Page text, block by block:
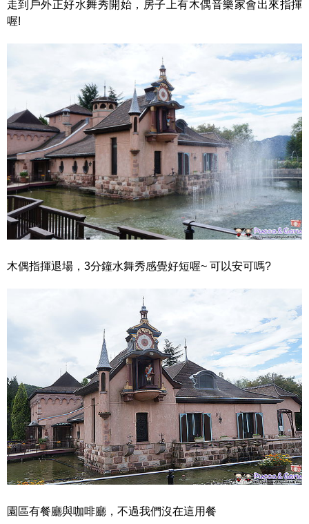
走到戶外正好水舞秀開始，房子上有木偶音樂家會出來指揮
喔!
木偶指揮退場，3分鐘水舞秀感覺好短喔~ 可以安可嗎?
園區有餐廳與咖啡廳，不過我們沒在這用餐